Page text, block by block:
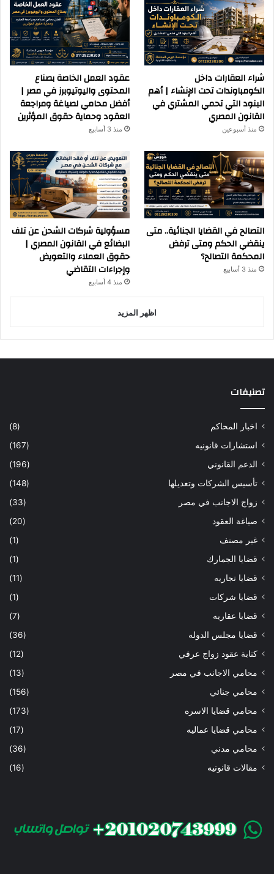
شراء العقارات داخل
الكومباوندات تحت الإنشاء | أهم
البنود التي تحمي المشتري في
القانون المصري
منذ أسبوعين
عقود العمل الخاصة بصناع
المحتوى واليوتيوبرز في مصر |
أفضل محامي لصياغة ومراجعة
العقود وحماية حقوق المؤثرين
منذ 3 أسابيع
التصالح في القضايا الجنائية.. متى
ينقضي الحكم ومتى ترفض
المحكمة التصالح؟
منذ 3 أسابيع
مسؤولية شركات الشحن عن تلف
البضائع في القانون المصري |
حقوق العملاء والتعويض
وإجراءات التقاضي
منذ 4 أسابيع
اظهر المزيد
تصنيفات
اخبار المحاكم
(8)
استشارات قانونيه
(167)
الدعم القانوني
(196)
تأسيس الشركات وتعديلها
(148)
زواج الاجانب في مصر
(33)
صياغة العقود
(20)
غير مصنف
(1)
قضايا الجمارك
(1)
قضايا تجاريه
(11)
قضايا شركات
(1)
قضايا عقاريه
(7)
قضايا مجلس الدوله
(36)
كتابة عقود زواج عرفي
(12)
محامي الاجانب في مصر
(13)
محامي جنائي
(156)
محامي قضايا الاسره
(173)
محامي قضايا عماليه
(17)
محامي مدني
(36)
مقالات قانونيه
(16)